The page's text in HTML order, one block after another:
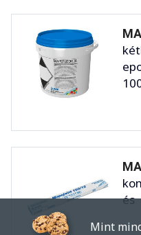
és
Mint